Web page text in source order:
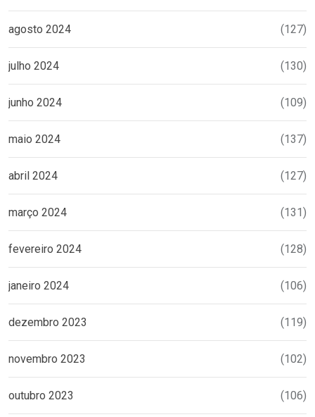
agosto 2024 (127)
julho 2024 (130)
junho 2024 (109)
maio 2024 (137)
abril 2024 (127)
março 2024 (131)
fevereiro 2024 (128)
janeiro 2024 (106)
dezembro 2023 (119)
novembro 2023 (102)
outubro 2023 (106)